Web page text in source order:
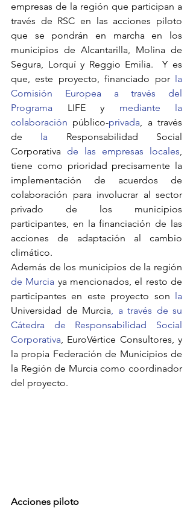
empresas de la región que participan a
través de RSC en las acciones piloto
que se pondrán en marcha en los
municipios de Alcantarilla, Molina de
Segura, Lorquí y Reggio Emilia.  Y es
que, este proyecto, financiado por la
Comisión Europea a través del
Programa LIFE y mediante la
colaboración público-privada, a través
de la Responsabilidad Social
Corporativa de las empresas locales,
tiene como prioridad precisamente la
implementación de acuerdos de
colaboración para involucrar al sector
privado de los municipios
participantes, en la financiación de las
acciones de adaptación al cambio
climático.
de Murcia ya mencionados, el resto de
participantes en este proyecto son
Universidad de Murcia, a través de su
Cátedra de Responsabilidad Social
Corporativa, EuroVértice Consultores, y
la propia Federación de Municipios de
la Región de Murcia como coordinador
del proyecto.
Acciones piloto